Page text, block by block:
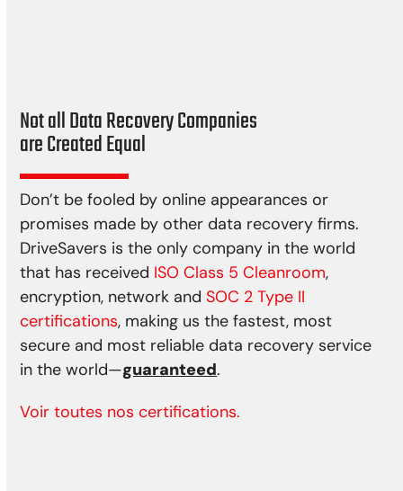
Not all Data Recovery Companies
are Created Equal
Don’t be fooled by online appearances or
promises made by other data recovery firms.
DriveSavers is the only company in the world
that has received ISO Class 5 Cleanroom,
encryption, network andSOC 2 Type II
certifications, making us the fastest, most
secure and most reliable data recovery service
in the world—guaranteed.
Voir toutes nos certifications.